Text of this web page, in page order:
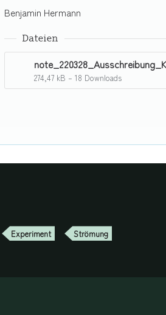
Benjamin Hermann
Dateien
274,47 kB – 18 Downloads
Experiment Strömung